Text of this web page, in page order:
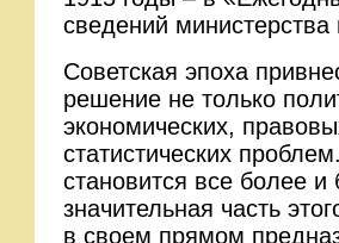
сведений министерства
Советская эпоха
решение не только
экономических,
статистических
становится все более
значительная часть
в своем прямом